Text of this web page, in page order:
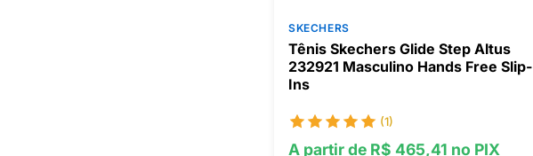
SKECHERS
Tênis Skechers Glide Step Altus
232921 Masculino Hands Free Slip-
Ins
(1)
A partir de R$ 465,41 no PIX